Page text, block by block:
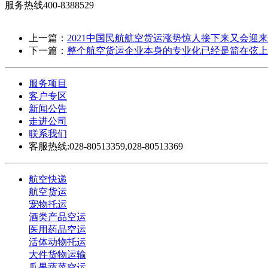
服务热线400-8388529
上一篇： 2021中国民航航空货运涨势惊人接下来又会迎
下一篇： 整个航空货运企业本身的专业化已经是箭在弦上
服务项目
客户专区
新闻公告
走进公司
联系我们
客服热线:028-80513359,028-80513369
航空快递
航空货运
宠物托运
酒类产品空运
医用药品空运
活体动物托运
大件货物运输